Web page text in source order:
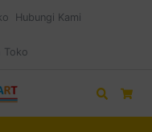
Hubungi Kami
Toko
Search